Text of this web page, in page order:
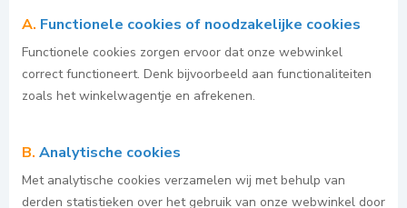
A. Functionele cookies of noodzakelijke cookies
Functionele cookies zorgen ervoor dat onze webwinkel
correct functioneert. Denk bijvoorbeeld aan functionaliteiten
zoals het winkelwagentje en afrekenen.
B. Analytische cookies
Met analytische cookies verzamelen wij met behulp van
derden statistieken over het gebruik van onze webwinkel door